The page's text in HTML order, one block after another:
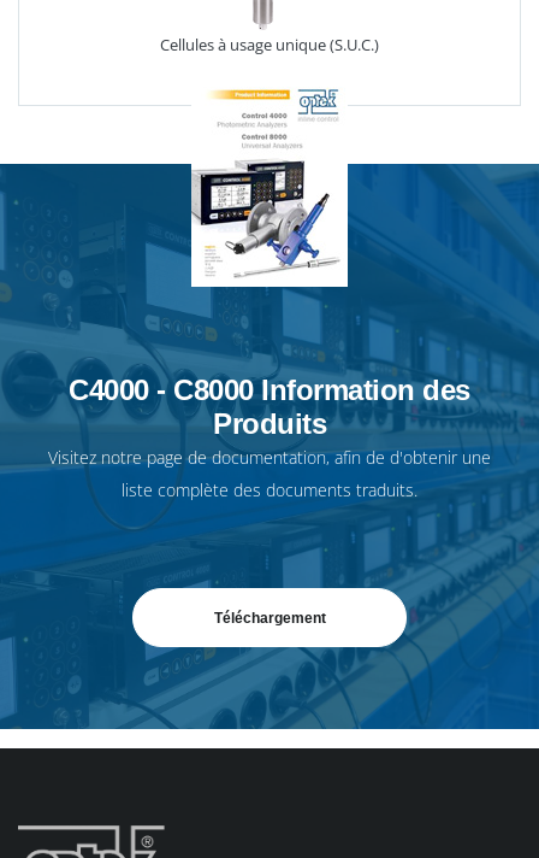
Cellules à usage unique (S.U.C.)
C4000 - C8000 Information des
Produits
Visitez notrepage de documentation, afin de d'obtenir une
liste complète des documents traduits.
Téléchargement